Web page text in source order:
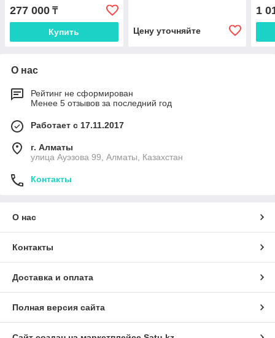
277 000 ₸
Купить Цену уточняйте
1
О нас
Рейтинг не сформирован
Менее 5 отзывов за последний год
Работает с 17.11.2017
г. Алматы
улица Ауэзова 99, Алматы, Казахстан
Контакты
О нас
Контакты
Доставка и оплата
Полная версия сайта